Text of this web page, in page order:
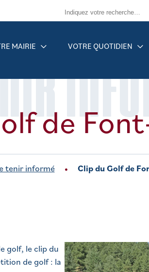
MAIRIE VOTRE QUOTIDIEN
de
tenir informé Clip du Golf de
golf, le clip du
de golf : la